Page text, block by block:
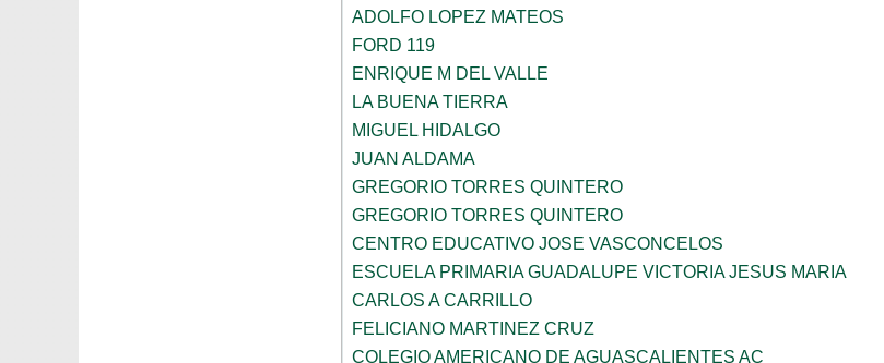
ADOLFO LOPEZ MATEOS
FORD 119
ENRIQUE M DEL VALLE
LA BUENA TIERRA
MIGUEL HIDALGO
JUAN ALDAMA
GREGORIO TORRES QUINTERO
GREGORIO TORRES QUINTERO
CENTRO EDUCATIVO JOSE VASCONCELOS
ESCUELA PRIMARIA GUADALUPE VICTORIA JESUS MARIA
CARLOS A CARRILLO
FELICIANO MARTINEZ CRUZ
COLEGIO AMERICANO DE AGUASCALIENTES AC